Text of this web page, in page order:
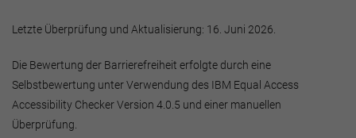
Letzte Überprüfung und Aktualisierung: 16. Juni 2026.
Die Bewertung der Barrierefreiheit erfolgte durch eine
Selbstbewertung unter Verwendung des IBM Equal Access
Accessibility Checker Version 4.0.5 und einer manuellen
Überprüfung.